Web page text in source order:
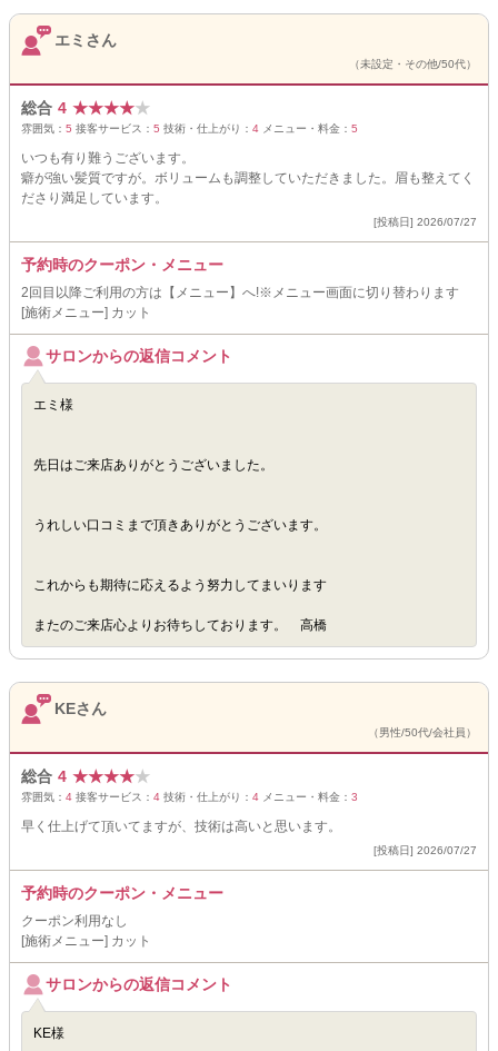
エミさん
（未設定・その他/50代）
総合 4 ★★★★★
雰囲気： 5 接客サービス： 5 技術・仕上がり： 4 メニュー・料金： 5
いつも有り難うございます。
癖が強い髪質ですが。ボリュームも調整していただきました。眉も整えてく
ださり満足しています。
[投稿日] 2026/07/27
予約時のクーポン・メニュー
2回目以降ご利用の方は【メニュー】へ!※メニュー画面に切り替わります
[施術メニュー] カット
サロンからの返信コメント
エミ様
先日はご来店ありがとうございました。
うれしい口コミまで頂きありがとうございます。
これからも期待に応えるよう努力してまいります
またのご来店心よりお待ちしております。 高橋
KEさん
（男性/50代/会社員）
総合 4 ★★★★★
雰囲気： 4 接客サービス： 4 技術・仕上がり： 4 メニュー・料金： 3
早く仕上げて頂いてますが、技術は高いと思います。
[投稿日] 2026/07/27
予約時のクーポン・メニュー
クーポン利用なし
[施術メニュー] カット
サロンからの返信コメント
KE様